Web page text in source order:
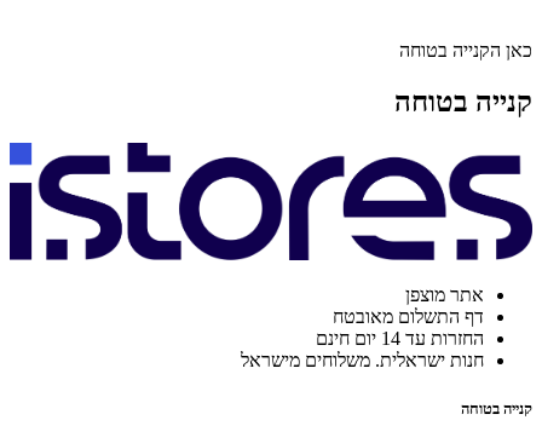
כאן הקנייה בטוחה
קנייה בטוחה
אתר מוצפן
דף התשלום מאובטח
החזרות עד 14 יום חינם
חנות ישראלית. משלוחים מישראל
קנייה בטוחה